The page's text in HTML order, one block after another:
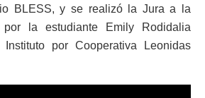
BLESS, y se realizó la Jura a la
por la estudiante Emily Rodidalia
por Cooperativa Leonidas